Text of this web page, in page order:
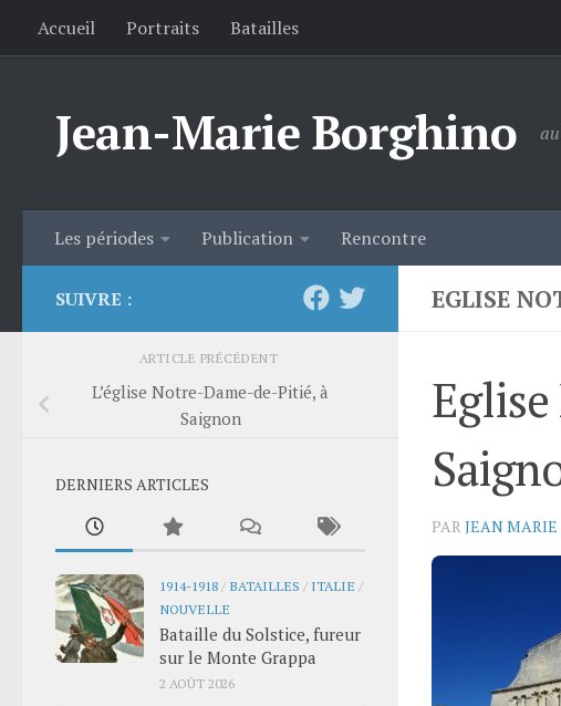
Skip to content
Accueil Portraits Batailles
Jean-Marie Borghino
Les périodes Publication Rencontre
EGLISE
PAR JEAN
SUIVRE :
ARTICLE PRÉCÉDENT
L’église Notre-Dame-de-Pitié, à
Saignon
DERNIERS ARTICLES
1914-1918 / BATAILLES / ITALIE /
NOUVELLE
Bataille du Solstice, fureur
sur le Monte Grappa
2 AOÛT 2026